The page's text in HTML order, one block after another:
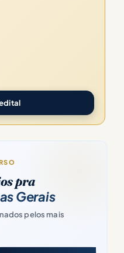
pra
Gerais
pelos mais